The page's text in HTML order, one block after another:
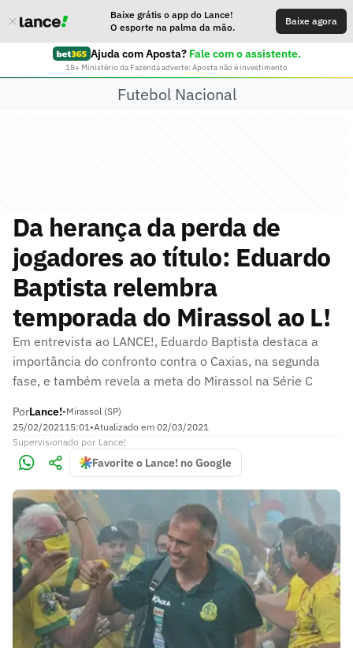
Baixe grátis o app do Lance!
O esporte na palma da mão.
Baixe agora
Ajuda com Aposta? Fale com o assistente.
18+ Ministério da Fazenda adverte: Aposta não é investimento
Futebol Nacional
Da herança da perda de
jogadores ao título: Eduardo
Baptista relembra
temporada do Mirassol ao L!
Em entrevista ao LANCE!, Eduardo Baptista destaca a
importância do confronto contra o Caxias, na segunda
fase, e também revela a meta do Mirassol na Série C
PorLance!•Mirassol (SP)
25/02/202115:01•Atualizado em 02/03/2021
Supervisionado por Lance!
Favorite o Lance! no Google